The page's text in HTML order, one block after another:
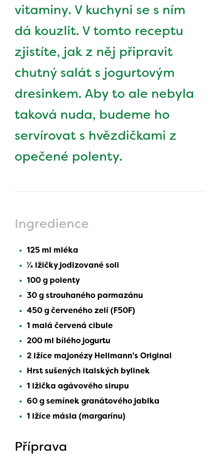
vitaminy. V kuchyni se s ním
dá kouzlit. V tomto receptu
zjistíte, jak z něj připravit
chutný salát s jogurtovým
dresinkem. Aby to ale nebyla
taková nuda, budeme ho
servírovat s hvězdičkami z
opečené polenty.
Ingredience
125 ml mléka
1⁄4 lžičky jodizované soli
100 g polenty
30 g strouhaného parmazánu
450 g červeného zelí (F50F)
1 malá červená cibule
200 ml bílého jogurtu
2 lžíce majonézy Hellmann's Original
Hrst sušených italských bylinek
1 lžička agávového sirupu​​
60 g semínek granátového jablka
1 lžíce másla (margarínu)
Příprava